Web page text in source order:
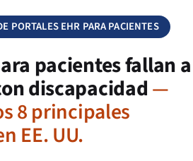
PORTALES EHR PARA PACIENTES
pacientes fallan a
discapacidad—
8 principales
EE. UU.